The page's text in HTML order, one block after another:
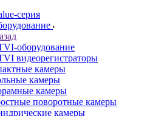
серия
оборудование
видеорегистраторы
камеры
камеры
камеры
поворотные камеры
камеры